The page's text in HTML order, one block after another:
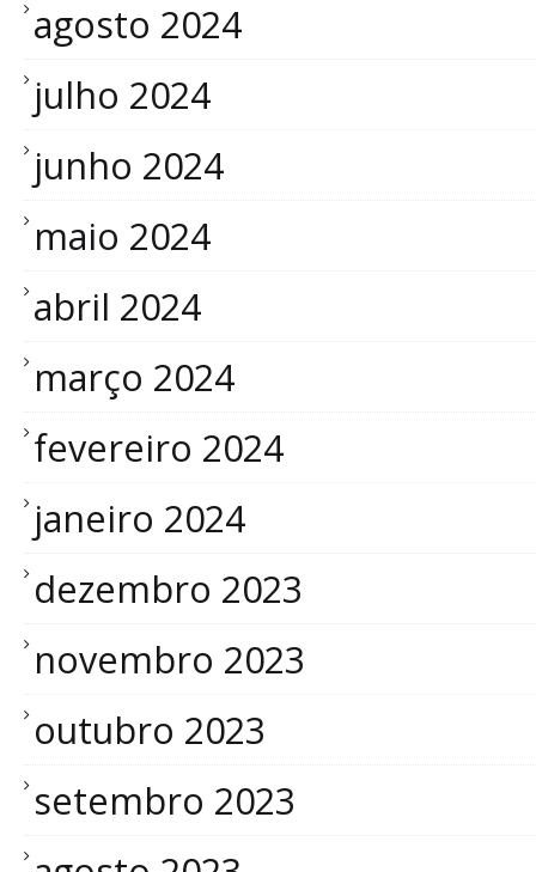
agosto 2024
julho 2024
junho 2024
maio 2024
abril 2024
março 2024
fevereiro 2024
janeiro 2024
dezembro 2023
novembro 2023
outubro 2023
setembro 2023